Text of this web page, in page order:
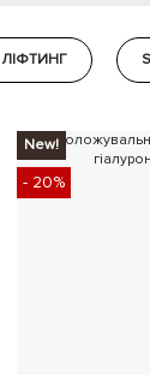
ЛІФТИНГ
- 20%
New!